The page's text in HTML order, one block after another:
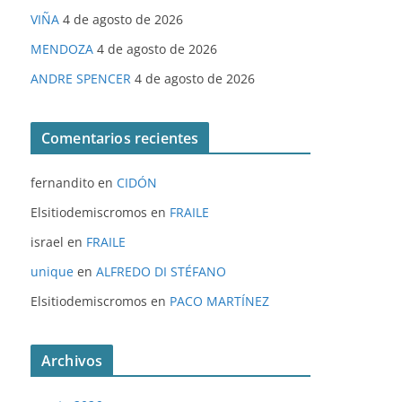
VIÑA 4 de agosto de 2026
MENDOZA 4 de agosto de 2026
ANDRE SPENCER 4 de agosto de 2026
Comentarios recientes
fernandito en CIDÓN
Elsitiodemiscromos en FRAILE
israel en FRAILE
unique en ALFREDO DI STÉFANO
Elsitiodemiscromos en PACO MARTÍNEZ
Archivos